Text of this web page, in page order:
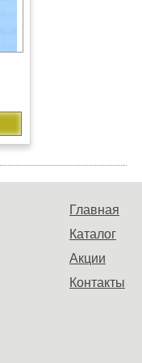
Главная
Каталог
Акции
Контакты